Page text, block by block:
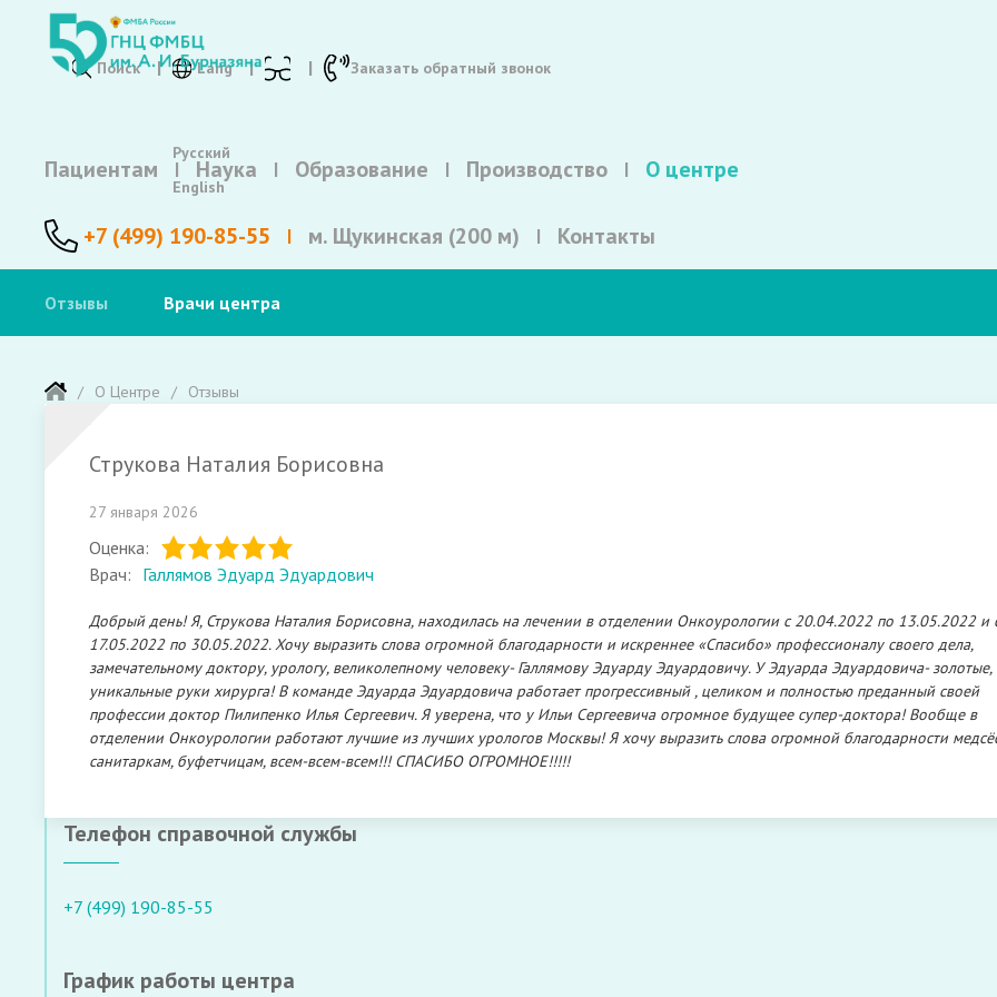
Поиск Lang
Русский
English
Заказать обратный звонок
Пациентам Наука Образование Производство О центре
+7 (499) 190-85-55 м. Щукинская (200 м) Контакты
Отзывы Врачи центра
О Центре Отзывы
Струкова Наталия Борисовна
27 января 2026
Оценка:
Врач: Галлямов Эдуард Эдуардович
Добрый день! Я, Струкова Наталия Борисовна, находилась на лечении в отделении Онкоурологии с 20.04.2022 по 13.05.2022 и
17.05.2022 по 30.05.2022. Хочу выразить слова огромной благодарности и искреннее «Спасибо» профессионалу своего дела,
замечательному доктору, урологу, великолепному человеку- Галлямову Эдуарду Эдуардовичу. У Эдуарда Эдуардовича- золотые,
уникальные руки хирурга! В команде Эдуарда Эдуардовича работает прогрессивный , целиком и полностью преданный своей
профессии доктор Пилипенко Илья Сергеевич. Я уверена, что у Ильи Сергеевича огромное будущее супер-доктора! Вообще в
отделении Онкоурологии работают лучшие из лучших урологов Москвы! Я хочу выразить слова огромной благодарности
санитаркам, буфетчицам, всем-всем-всем!!! СПАСИБО ОГРОМНОЕ!!!!!
Телефон справочной службы
+7 (499) 190-85-55
График работы центра